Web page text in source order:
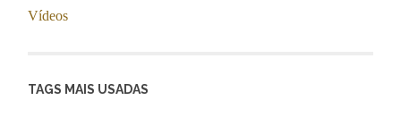
Vídeos
TAGS MAIS USADAS